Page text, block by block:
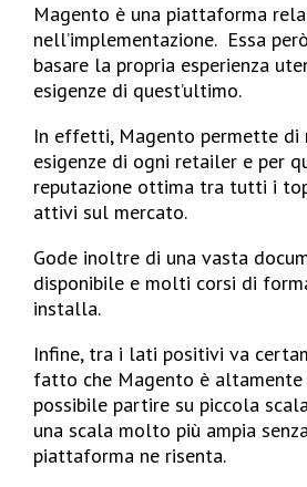
Magento è una piattaforma
nell’implementazione. Essa
basare la propria esperienza
esigenze di quest’ultimo.
In effetti, Magento permette di
esigenze di ogni retailer e per
reputazione ottima tra tutti i
attivi sul mercato.
Gode inoltre di una vasta
disponibile e molti corsi di
installa.
Infine, tra i lati positivi va
fatto che Magento è
possibile partire su piccola
una scala molto più ampia
piattaforma ne risenta.